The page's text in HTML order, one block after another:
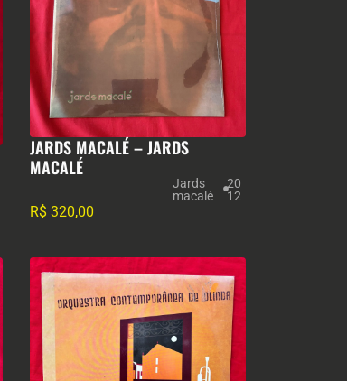
JARDS MACALÉ – JARDS
MACALÉ
Jards
macalé
20
12
R$ 320,00